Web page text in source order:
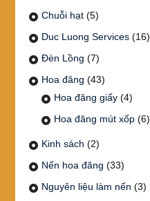
Chuỗi hạt (5)
Duc Luong Services (16)
Đèn Lồng (7)
Hoa đăng (43)
Hoa đăng giấy (4)
Hoa đăng mút xốp (6)
Kinh sách (2)
Nến hoa đăng (33)
Nguyên liệu làm nến (3)